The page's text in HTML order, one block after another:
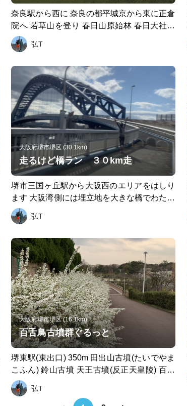
奈良駅から西に 奈良の都平城京から東に正倉
院へ 若草山を登り 春日山原始林 春日大社の
南を西へ奈良駅までの ２５km弱のコース
弘T
大阪府堺市堺区 (30.1km)
走るけど橋ラン ３０km走
堺市三国ヶ丘駅から大阪西のエリアをはしり
ます 大阪湾側には埋立地を大きな橋でわたれ
ます 木津川大橋 なみはや大橋 千歳橋 千
本松大橋 巨大な橋を渡り橋のないところは
倍野区の天王寺駅から三国ヶ丘駅まで 快速で
１０分 三国ヶ丘駅の屋上庭園で 仁徳天
皇陵を見ながら打ち上げ めっちゃ気持ちいい
とおもいます
弘T
大阪府堺市堺区 (16.1km)
百舌鳥古墳群ぐるっと
堺東駅(東出口) 350m 田出山古墳(たいでやま
こふん) 鈴山古墳 天王古墳(反正天皇陵) 百舌
鳥耳原北陵(もずみみはらきたささぎ) 900m
永山古墳(ながやまこふん) 200m 丸保山古墳
弘T